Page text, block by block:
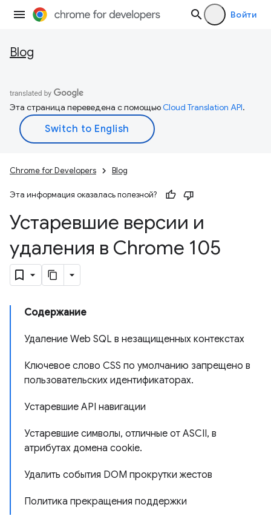
Войти
Blog
Эта страница переведена с помощьюCloud Translation API.
Chrome for Developers Blog
Эта информация оказалась полезной?
Устаревшие версии и
удаления в Chrome 105
Содержание
Удаление Web SQL в незащищенных контекстах
Ключевое слово CSS по умолчанию запрещено в
пользовательских идентификаторах.
Устаревшие API навигации
Устаревшие символы, отличные от ASCII, в
атрибутах домена cookie.
Удалить события DOM прокрутки жестов
Политика прекращения поддержки